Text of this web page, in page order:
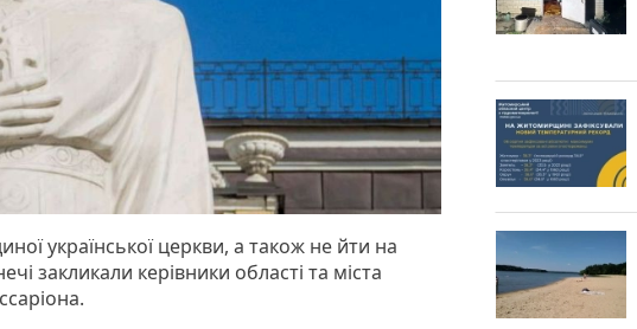
української церкви, а також не йти на
закликали керівники області та міста